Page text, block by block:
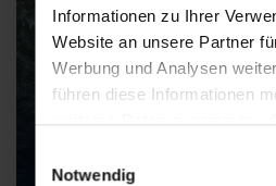
Informationen zu Ihrer
Website an unsere Partner
Werbung und Analysen
führen diese Informationen
weiteren Daten zusammen,
Nutzung der Dienste
Notwendig